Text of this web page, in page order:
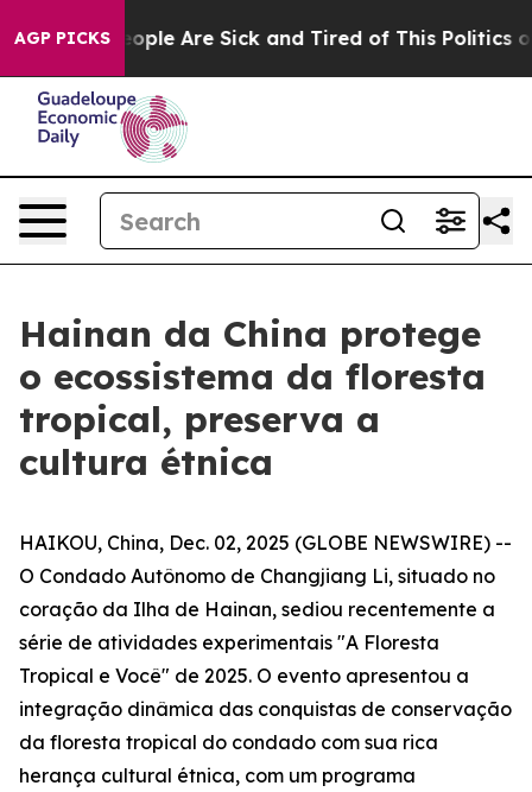
AGP PICKS
Win: “People Are Sick and Tired of This Politics of
Hainan da China protege
o ecossistema da floresta
tropical, preserva a
cultura étnica
HAIKOU, China, Dec. 02, 2025 (GLOBE NEWSWIRE) --
O Condado Autônomo de Changjiang Li, situado no
coração da Ilha de Hainan, sediou recentemente a
série de atividades experimentais "A Floresta
Tropical e Você" de 2025. O evento apresentou a
integração dinâmica das conquistas de conservação
da floresta tropical do condado com sua rica
herança cultural étnica, com um programa